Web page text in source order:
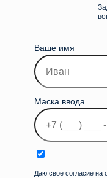
Ваше имя
Маска ввода
Даю свое согласие на